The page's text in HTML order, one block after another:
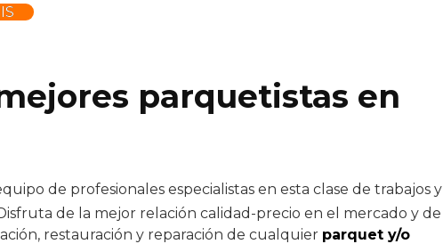
parquetistas en
de profesionales especialistas en esta clase de trabajos y
de la mejor relación calidad-precio en el mercado y de
restauración y reparación de cualquier parquet y/o